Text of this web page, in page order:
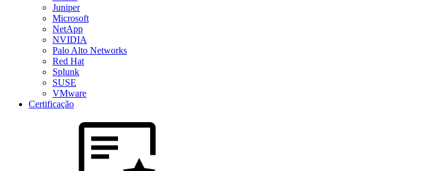
Juniper
Microsoft
NetApp
NVIDIA
Palo Alto Networks
Red Hat
Splunk
SUSE
VMware
Certificação